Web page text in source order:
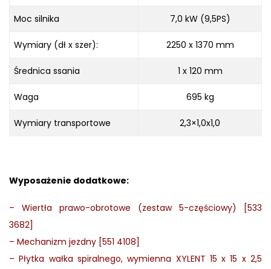
Moc silnika 7,0 kW (9,5PS)
Wymiary (dł x szer): 2250 x 1370 mm
Średnica ssania 1 x 120 mm
Waga 695 kg
Wymiary transportowe 2,3×1,0x1,0
Wyposażenie dodatkowe:
– Wiertła prawo-obrotowe (zestaw 5-częściowy) [533
3682]
– Mechanizm jezdny [551 4108]
–Płytka wałka spiralnego, wymienna XYLENT 15 x 15 x 2,5